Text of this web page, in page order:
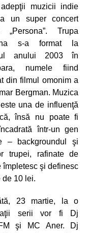
muzicii indie
un super concert
„Persona”. Trupa
s-a format la
anului 2003 în
numele fiind
din filmul omonim a
Bergman. Muzica
una de influenţă
însă nu poate fi
într-un gen
– backgroundul şi
trupei, rafinate de
împletesc şi definesc
de 10 lei.
23 martie, la o
serii vor fi Dj
şi MC Aner. Dj